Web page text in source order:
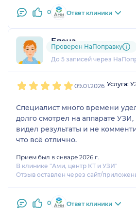
0 Ответ клиники
Елена
4 отзыва
До 5 записей через
Проверен НаПоправку
09.01.2026 Услуга:
Специалист много времени
долго смотрел на аппарате УЗИ,
видел результаты и не
что всё отлично.
Прием был в январе 2026 г.
В клинике "Ами, центр КТ и УЗИ"
Отзыв оставлен через сайт/
0 Ответ клиники